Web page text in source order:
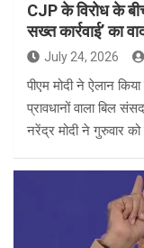
CJP के विरोध के
सख्त कार्रवाई’ का
July 24, 2026
पीएम मोदी ने ऐलान
प्रावधानों वाला बिल
नरेंद्र मोदी ने गुरुवार को